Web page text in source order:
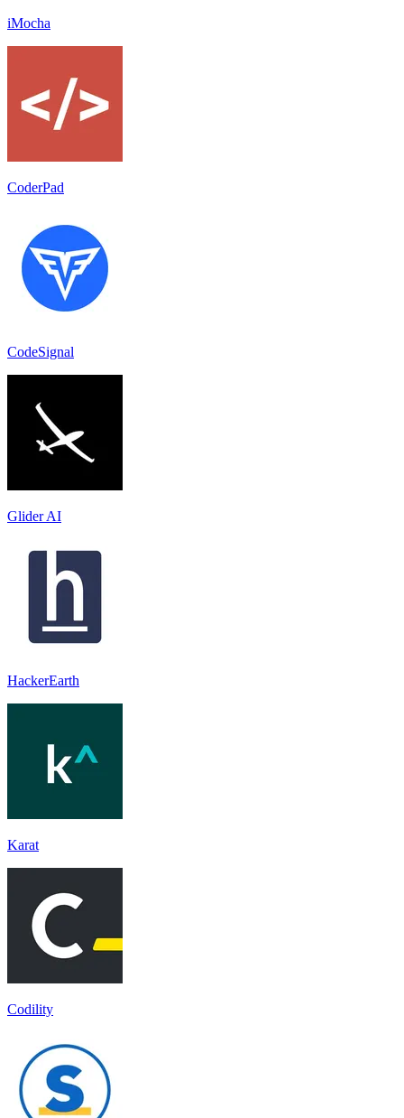
iMocha
CoderPad
CodeSignal
Glider AI
HackerEarth
Karat
Codility